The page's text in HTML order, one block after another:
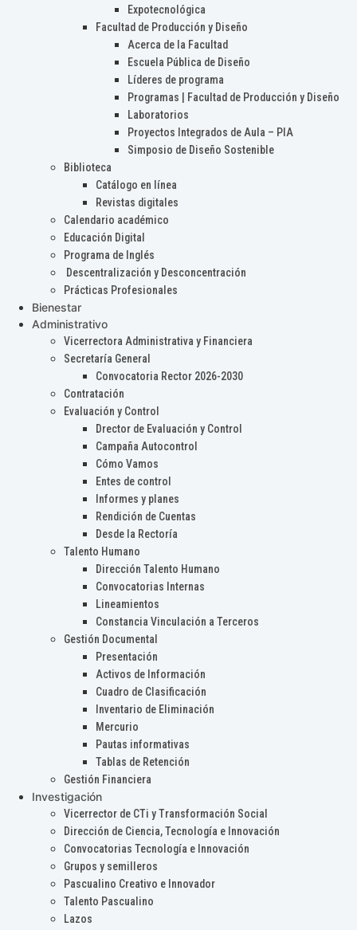
Expotecnológica
Facultad de Producción y Diseño
Acerca de la Facultad
Escuela Pública de Diseño
Líderes de programa
Programas | Facultad de Producción y Diseño
Laboratorios
Proyectos Integrados de Aula – PIA
Simposio de Diseño Sostenible
Biblioteca
Catálogo en línea
Revistas digitales
Calendario académico
Educación Digital
Programa de Inglés
Descentralización y Desconcentración
Prácticas Profesionales
Bienestar
Administrativo
Vicerrectora Administrativa y Financiera
Secretaría General
Convocatoria Rector 2026-2030
Contratación
Evaluación y Control
Drector de Evaluación y Control
Campaña Autocontrol
Cómo Vamos
Entes de control
Informes y planes
Rendición de Cuentas
Desde la Rectoría
Talento Humano
Dirección Talento Humano
Convocatorias Internas
Lineamientos
Constancia Vinculación a Terceros
Gestión Documental
Presentación
Activos de Información
Cuadro de Clasificación
Inventario de Eliminación
Mercurio
Pautas informativas
Tablas de Retención
Gestión Financiera
Investigación
Vicerrector de CTi y Transformación Social
Dirección de Ciencia, Tecnología e Innovación
Convocatorias Tecnología e Innovación
Grupos y semilleros
Pascualino Creativo e Innovador
Talento Pascualino
Lazos